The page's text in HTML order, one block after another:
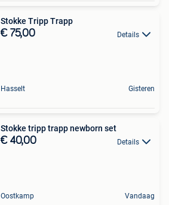
Stokke Tripp Trapp
€ 75,00 Details
Hasselt Gisteren
Stokke tripp trapp newborn set
€ 40,00 Details
Oostkamp Vandaag